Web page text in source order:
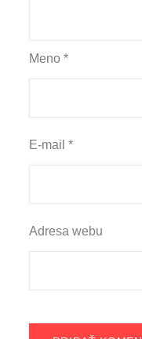
Meno*
E-mail*
Adresa webu